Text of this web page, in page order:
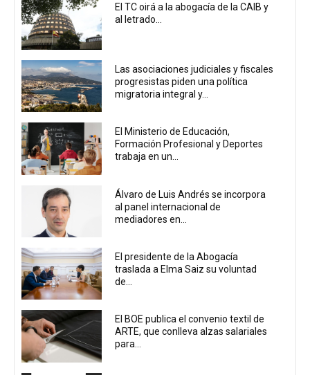
El TC oirá a la abogacía de la CAIB y
al letrado...
Las asociaciones judiciales y fiscales
progresistas piden una política
migratoria integral y...
El Ministerio de Educación,
Formación Profesional y Deportes
trabaja en un...
Álvaro de Luis Andrés se incorpora
al panel internacional de
mediadores en...
El presidente de la Abogacía
traslada a Elma Saiz su voluntad
de...
El BOE publica el convenio textil de
ARTE, que conlleva alzas salariales
para...